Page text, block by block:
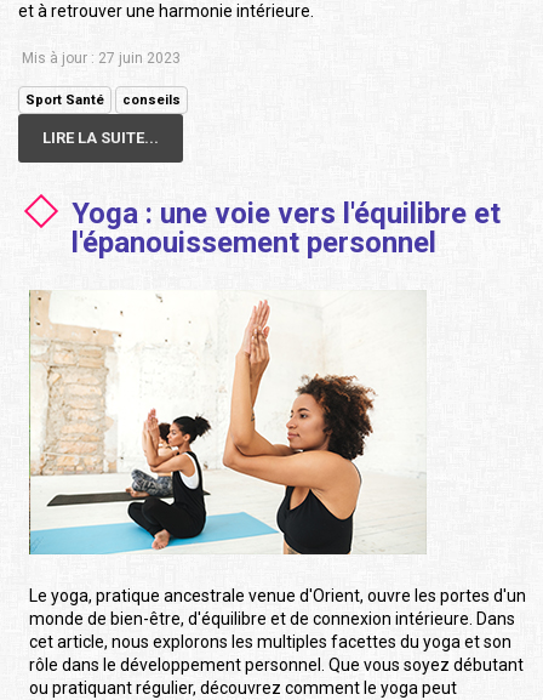
et à retrouver une harmonie intérieure.
Mis à jour : 27 juin 2023
Sport Santé conseils
LIRE LA SUITE...
Yoga : une voie vers l'équilibre et
l'épanouissement personnel
Le yoga, pratique ancestrale venue d'Orient, ouvre les portes d'un
monde de bien-être, d'équilibre et de connexion intérieure. Dans
cet article, nous explorons les multiples facettes du yoga et son
rôle dans le développement personnel. Que vous soyez débutant
ou pratiquant régulier, découvrez comment le yoga peut